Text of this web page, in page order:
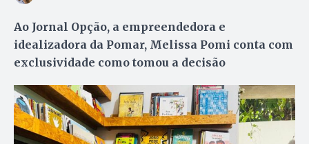
Ao Jornal Opção, a empreendedora e
idealizadora da Pomar, Melissa Pomi conta com
exclusividade como tomou a decisão